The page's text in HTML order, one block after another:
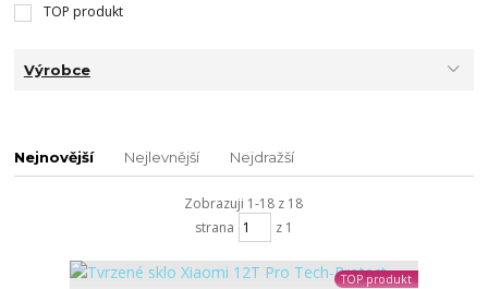
TOP produkt
Výrobce
Nejnovější Nejlevnější Nejdražší
Zobrazuji 1-18 z 18
strana
z 1
TOP produkt